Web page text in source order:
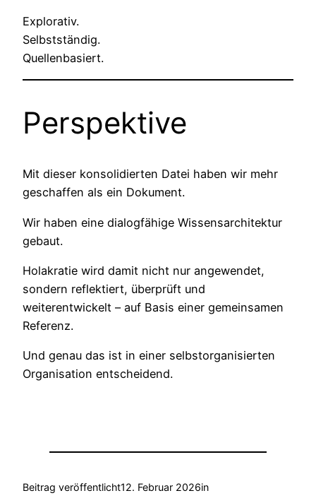
Explorativ.
Selbstständig.
Quellenbasiert.
Perspektive
Mit dieser konsolidierten Datei haben wir mehr
geschaffen als ein Dokument.
Wir haben eine dialogfähige Wissensarchitektur
gebaut.
Holakratie wird damit nicht nur angewendet,
sondern reflektiert, überprüft und
weiterentwickelt – auf Basis einer gemeinsamen
Referenz.
Und genau das ist in einer selbstorganisierten
Organisation entscheidend.
Beitrag veröffentlicht12. Februar 2026in